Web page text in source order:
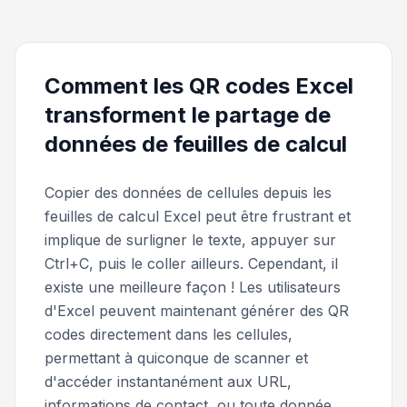
Comment les QR codes Excel
transforment le partage de
données de feuilles de calcul
Copier des données de cellules depuis les
feuilles de calcul Excel peut être frustrant et
implique de surligner le texte, appuyer sur
Ctrl+C, puis le coller ailleurs. Cependant, il
existe une meilleure façon ! Les utilisateurs
d'Excel peuvent maintenant générer des QR
codes directement dans les cellules,
permettant à quiconque de scanner et
d'accéder instantanément aux URL,